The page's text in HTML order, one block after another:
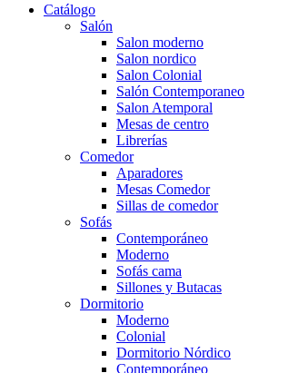
Catálogo
Salón
Salon moderno
Salon nordico
Salon Colonial
Salón Contemporaneo
Salon Atemporal
Mesas de centro
Librerías
Comedor
Aparadores
Mesas Comedor
Sillas de comedor
Sofás
Contemporáneo
Moderno
Sofás cama
Sillones y Butacas
Dormitorio
Moderno
Colonial
Dormitorio Nórdico
Contemporáneo